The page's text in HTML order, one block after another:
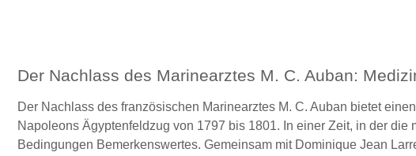
Der Nachlass des Marinearztes M. C. Auban:
Der Nachlass des französischen Marinearztes M. C. Auban bietet
Napoleons Ägyptenfeldzug von 1797 bis 1801. In einer Zeit, in der
Bedingungen Bemerkenswertes. Gemeinsam mit Dominique Jean